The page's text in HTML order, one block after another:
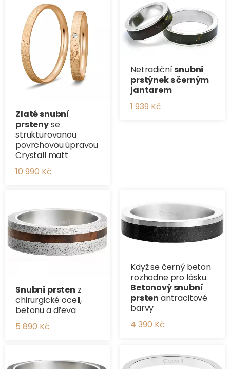
Zlaté snubní
prstenyse
strukturovanou
povrchovou úpravou
Crystall matt
10 990 Kč
Netradičnísnubní
prstýnek s černým
jantarem
1 939 Kč
Snubní prsten z
chirurgické oceli,
betonu a dřeva
5 890 Kč
Když se černý beton
rozhodne pro lásku.
Betonový snubní
prsten antracitové
barvy
4 390 Kč